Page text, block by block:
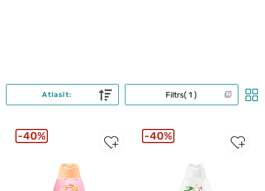
Filtrs 1
Atlasīt:
40% 40%